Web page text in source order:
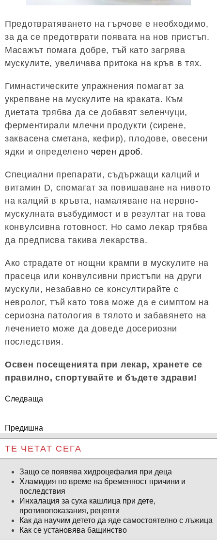
Предотвратяването на гърчове е необходимо,
за да се предотврати появата на нов пристъп.
Масажът помага добре, тъй като загрява
мускулите, увеличава притока на кръв в тях.
Гимнастическите упражнения помагат за
укрепване на мускулите на краката. Към
диетата трябва да се добавят зеленчуци,
ферментирали млечни продукти (сирене,
заквасена сметана, кефир), плодове, овесени
ядки и определено черен дроб.
Специални препарати, съдържащи калций и
витамин D, спомагат за повишаване на нивото
на калций в кръвта, намаляване на нервно-
мускулната възбудимост и в резултат на това
конвулсивна готовност. Но само лекар трябва
да предписва такива лекарства.
Ако страдате от нощни крампи в мускулите на
прасеца или конвулсивни пристъпи на други
мускули, незабавно се консултирайте с
невролог, тъй като това може да е симптом на
сериозна патология в тялото и забавянето на
лечението може да доведе досериозни
последствия.
Освен посещенията при лекар, хранете се
правилно, спортувайте и бъдете здрави!
Следваща
Предишна
ТЕ ЧЕТАТ СЕГА
Защо се появява хидроцефалия при деца
Хламидия по време на бременност причини и
последствия
Инхалация за суха кашлица при дете,
противопоказания, рецепти
Как да научим детето да яде самостоятелно с лъжица
Как се установява бащинство